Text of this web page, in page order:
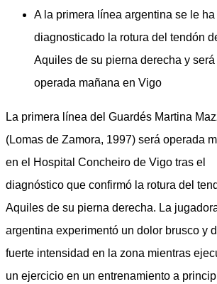
A la primera línea argentina se le ha
diagnosticado la rotura del tendón
Aquiles de su pierna derecha y será
operada mañana en Vigo
La primera línea del Guardés Martina
(Lomas de Zamora, 1997) será operada
en el Hospital Concheiro de Vigo tras el
diagnóstico que confirmó la rotura del
Aquiles de su pierna derecha. La
argentina experimentó un dolor brusco y
fuerte intensidad en la zona mientras
un ejercicio en un entrenamiento a